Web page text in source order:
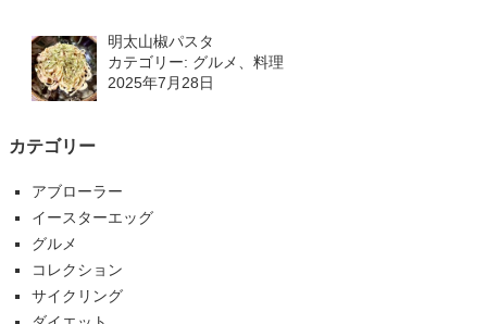
明太山椒パスタ
カテゴリー: グルメ、料理
2025年7月28日
カテゴリー
アブローラー
イースターエッグ
グルメ
コレクション
サイクリング